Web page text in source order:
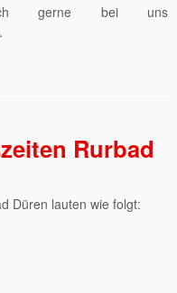
gerne bei uns
Rurbad
Düren lauten wie folgt: